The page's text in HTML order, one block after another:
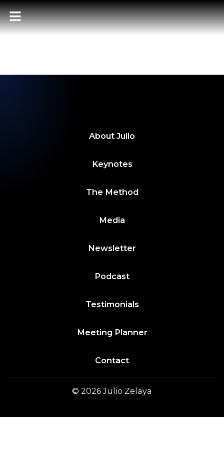
POWER BITES –
SEMANA 1
About Julio
Keynotes
The Method
Media
Newsletter
Podcast
Testimonials
Meeting Planner
Contact
© 2026Julio Zelaya